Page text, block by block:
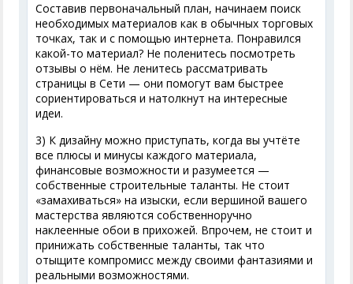
Составив первоначальный план, начинаем поиск
необходимых материалов как в обычных торговых
точках, так и с помощью интернета. Понравился
какой-то материал? Не поленитесь посмотреть
отзывы о нём. Не ленитесь рассматривать
страницы в Сети — они помогут вам быстрее
сориентироваться и натолкнут на интересные
идеи.
3) К дизайну можно приступать, когда вы учтёте
все плюсы и минусы каждого материала,
финансовые возможности и разумеется —
собственные строительные таланты. Не стоит
«замахиваться» на изыски, если вершиной вашего
мастерства являются собственноручно
наклеенные обои в прихожей. Впрочем, не стоит и
принижать собственные таланты, так что
отыщите компромисс между своими фантазиями и
реальными возможностями.